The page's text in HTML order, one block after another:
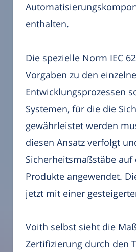
enthalten.
Die spezielle Norm IEC
Vorgaben zu den
Entwicklungsprozessen
Systemen, für die die
gewährleistet werden
diesen Ansatz verfolgt
Sicherheitsmaßstäbe auf
Produkte angewendet.
jetzt mit einer
Voith selbst sieht die
Zertifizierung durch den